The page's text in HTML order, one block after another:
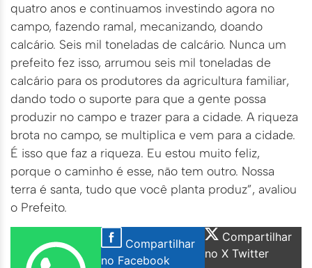
quatro anos e continuamos investindo agora no
campo, fazendo ramal, mecanizando, doando
calcário. Seis mil toneladas de calcário. Nunca um
prefeito fez isso, arrumou seis mil toneladas de
calcário para os produtores da agricultura familiar,
dando todo o suporte para que a gente possa
produzir no campo e trazer para a cidade. A riqueza
brota no campo, se multiplica e vem para a cidade.
É isso que faz a riqueza. Eu estou muito feliz,
porque o caminho é esse, não tem outro. Nossa
terra é santa, tudo que você planta produz”, avaliou
o Prefeito.
Compartilhar
no Facebook
Compartilhar
no X Twitter